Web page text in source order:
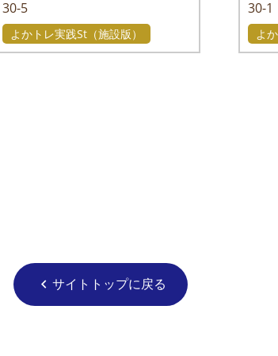
30-5
よかトレ実践St（施設版）
30-1
よ
chevron_left サイトトップに戻る